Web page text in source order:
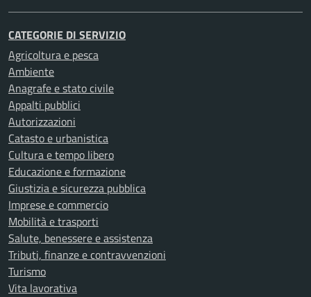
CATEGORIE DI SERVIZIO
Agricoltura e pesca
Ambiente
Anagrafe e stato civile
Appalti pubblici
Autorizzazioni
Catasto e urbanistica
Cultura e tempo libero
Educazione e formazione
Giustizia e sicurezza pubblica
Imprese e commercio
Mobilità e trasporti
Salute, benessere e assistenza
Tributi, finanze e contravvenzioni
Turismo
Vita lavorativa